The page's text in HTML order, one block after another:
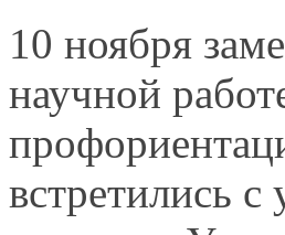
10 ноября
научной
встретились с